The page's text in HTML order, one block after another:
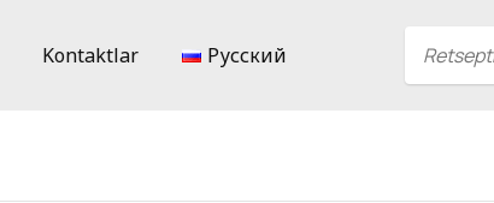
Kontaktlar Русский